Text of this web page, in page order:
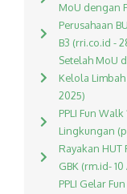
MoU dengan
Perusahaan
B3 (rri.co.id -
Setelah MoU
Kelola
2025)
PPLI Fun
Lingkungan
Rayakan HUT
GBK (rm.id-
PPLI Gelar